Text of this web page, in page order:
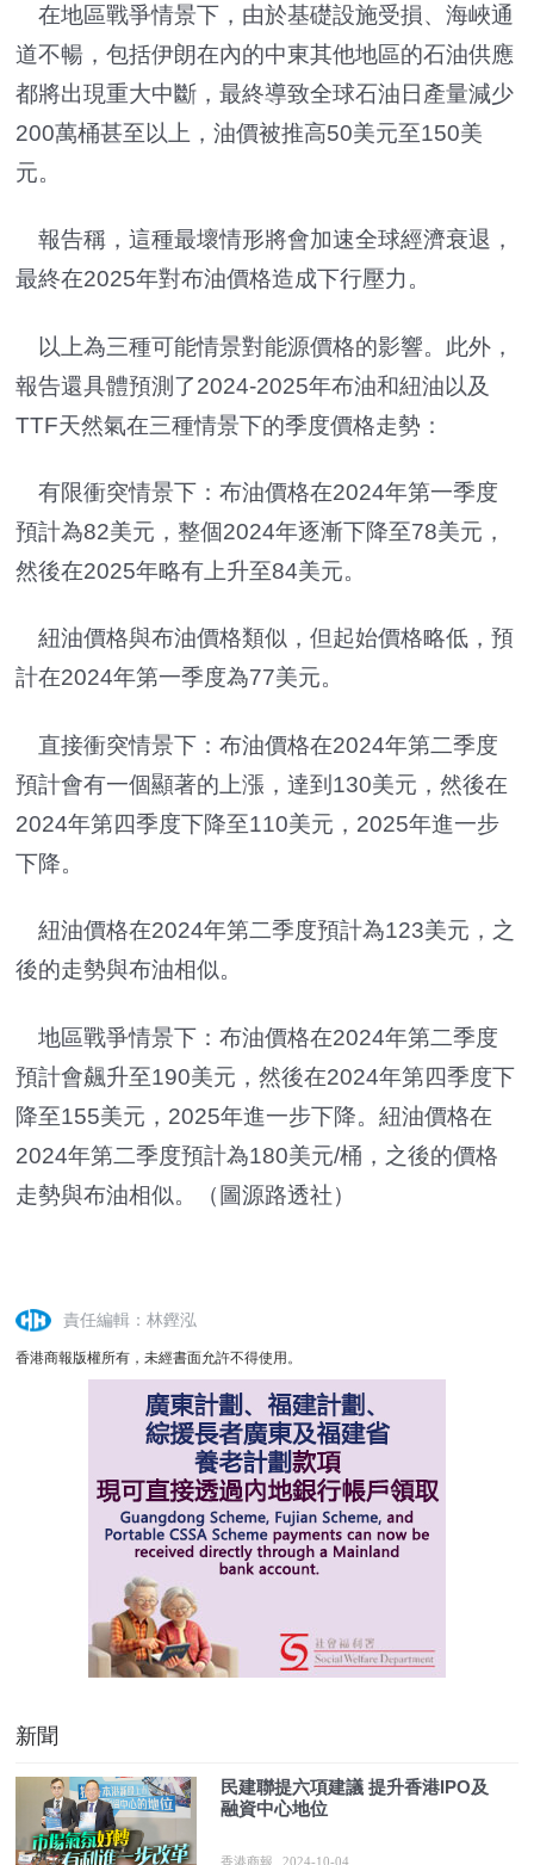
在地區戰爭情景下，由於基礎設施受損、海峽通
道不暢，包括伊朗在內的中東其他地區的石油供應
都將出現重大中斷，最終導致全球石油日產量減少
200萬桶甚至以上，油價被推高50美元至150美
元。
報告稱，這種最壞情形將會加速全球經濟衰退，
最終在2025年對布油價格造成下行壓力。
以上為三種可能情景對能源價格的影響。此外，
報告還具體預測了2024-2025年布油和紐油以及
TTF天然氣在三種情景下的季度價格走勢：
有限衝突情景下：布油價格在2024年第一季度
預計為82美元，整個2024年逐漸下降至78美元，
然後在2025年略有上升至84美元。
紐油價格與布油價格類似，但起始價格略低，預
計在2024年第一季度為77美元。
直接衝突情景下：布油價格在2024年第二季度
預計會有一個顯著的上漲，達到130美元，然後在
2024年第四季度下降至110美元，2025年進一步
下降。
紐油價格在2024年第二季度預計為123美元，之
後的走勢與布油相似。
地區戰爭情景下：布油價格在2024年第二季度
預計會飆升至190美元，然後在2024年第四季度下
降至155美元，2025年進一步下降。紐油價格在
2024年第二季度預計為180美元/桶，之後的價格
走勢與布油相似。（圖源路透社）
責任編輯：林鏗泓
香港商報版權所有，未經書面允許不得使用。
新聞
民建聯提六項建議 提升香港IPO及
融資中心地位
香港商報 2024-10-04